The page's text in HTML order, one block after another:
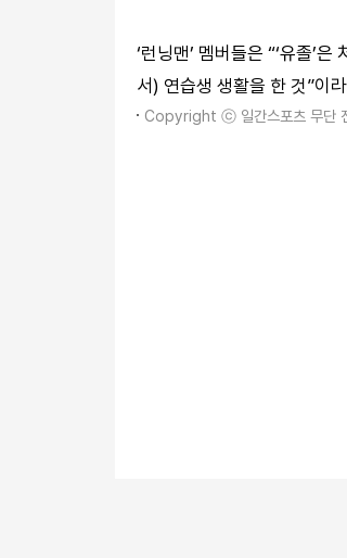
‘런닝맨’ 멤버들은 “‘유졸’
서) 연습생 생활을 한 것”이
Copyright ⓒ 일간스포츠 무단